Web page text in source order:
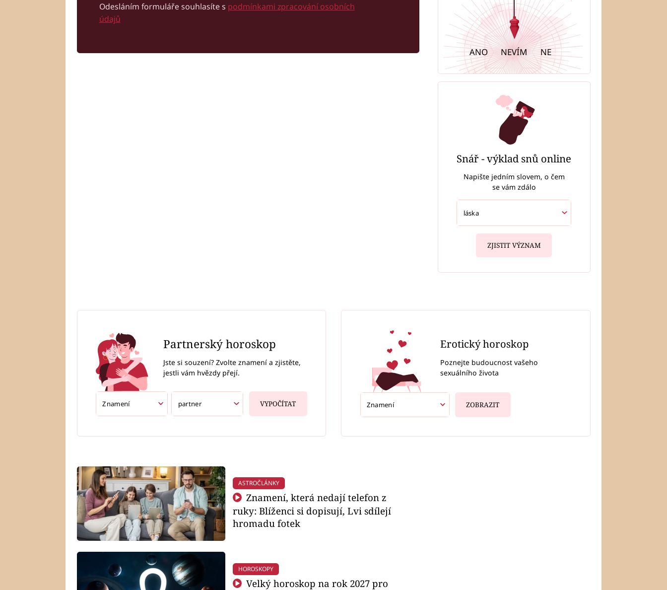
Odesláním formuláře souhlasíte s podmínkami zpracování osobních
údajů
ANO NEVÍM NE
Snář - výklad snů online
Napište jedním slovem, o čem
se vám zdálo
ZJISTIT VÝZNAM
Partnerský horoskop
Jste si souzení? Zvolte znamení a zjistěte,
jestli vám hvězdy přejí.
VYPOČÍTAT
Erotický horoskop
Poznejte budoucnost vašeho
sexuálního života
ZOBRAZIT
ASTROČLÁNKY
Znamení, která nedají telefon z
ruky: Blíženci si dopisují, Lvi sdílejí
hromadu fotek
HOROSKOPY
Velký horoskop na rok 2027 pro